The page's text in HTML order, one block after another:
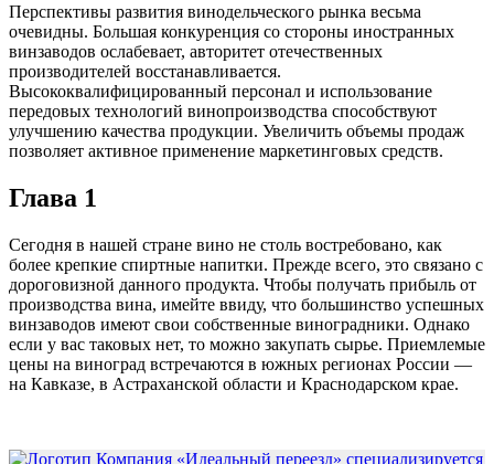
Перспективы развития винодельческого рынка весьма
очевидны. Большая конкуренция со стороны иностранных
винзаводов ослабевает, авторитет отечественных
производителей восстанавливается.
Высококвалифицированный персонал и использование
передовых технологий винопроизводства способствуют
улучшению качества продукции. Увеличить объемы продаж
позволяет активное применение маркетинговых средств.
Глава 1
Сегодня в нашей стране вино не столь востребовано, как
более крепкие спиртные напитки. Прежде всего, это связано с
дороговизной данного продукта. Чтобы получать прибыль от
производства вина, имейте ввиду, что большинство успешных
винзаводов имеют свои собственные виноградники. Однако
если у вас таковых нет, то можно закупать сырье. Приемлемые
цены на виноград встречаются в южных регионах России —
на Кавказе, в Астраханской области и Краснодарском крае.